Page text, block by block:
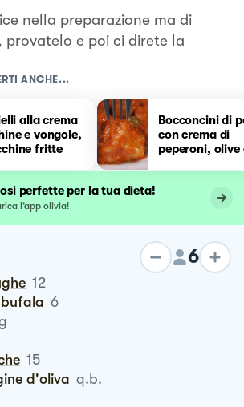
nella preparazione ma di
e poi ci direte la
ANCHE...
alla crema
e vongole,
fritte
Bocconcini di
con crema di
peperoni, olive
perfette per la tua dieta!
l’app olivia!
6
12
bufala 6
15
d'oliva q.b.